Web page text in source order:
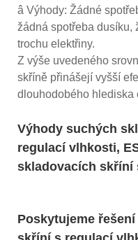
â Výhody: Žádné
žádná spotřeba dusíku,
trochu elektřiny.
Z výše uvedeného
skříně přinášejí vyšší
dlouhodobého hlediska
Výhody suchých
regulací vlhkosti,
skladovacích skříní
Poskytujeme